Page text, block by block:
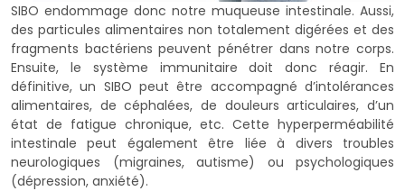
SIBO endommage donc notre muqueuse intestinale. Aussi,
des particules alimentaires non totalement digérées et des
fragments bactériens peuvent pénétrer dans notre corps.
Ensuite, le système immunitaire doit donc réagir. En
définitive, un SIBO peut être accompagné d’intolérances
alimentaires, de céphalées, de douleurs articulaires, d’un
état de fatigue chronique, etc. Cette hyperperméabilité
intestinale peut également être liée à divers troubles
neurologiques (migraines, autisme) ou psychologiques
(dépression, anxiété).